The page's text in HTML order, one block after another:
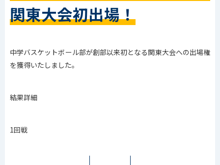
関東大会初出場！
中学バスケットボール部が創部以来初となる関東大会への出場権
を獲得いたしました。
結果詳細
1回戦